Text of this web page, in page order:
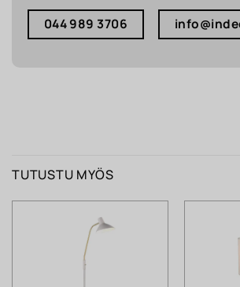
044 989 3706
TUTUSTU MYÖS